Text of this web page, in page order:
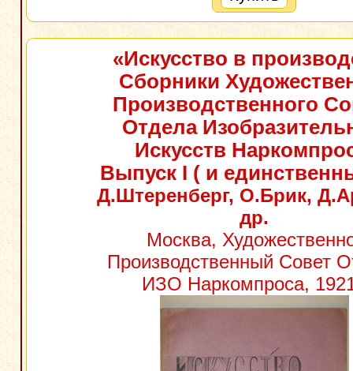
«Искусство в
Сборники
Производственного
Отдела
Искусств
Выпуск I ( и
Д.Штеренберг, О.Брик,
др.
Москва,
Производственный Совет
ИЗО Наркомпроса,